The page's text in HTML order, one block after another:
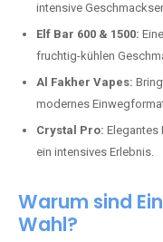
intensive
Elf Bar 600 & 1500:
fruchtig-kühlen
Al Fakher Vapes:
modernes
Crystal Pro: Elegantes
ein intensives Erlebnis.
Warum sind
Wahl?